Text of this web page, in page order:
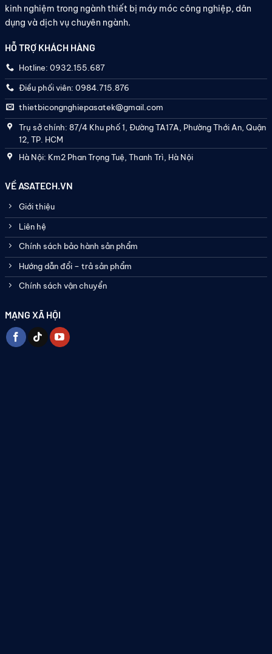
kinh nghiệm trong ngành thiết bị máy móc công nghiệp, dân
dụng và dịch vụ chuyên ngành.
HỖ TRỢ KHÁCH HÀNG
Hotline: 0932.155.687
Điều phối viên: 0984.715.876
thietbicongnghiepasatek@gmail.com
Trụ sở chính: 87/4 Khu phố 1, Đường TA17A, Phường Thới An, Quận
12, TP. HCM
Hà Nội: Km2 Phan Trọng Tuệ, Thanh Trì, Hà Nội
VỀ ASATECH.VN
Giới thiệu
Liên hệ
Chính sách bảo hành sản phẩm
Hướng dẫn đổi – trả sản phẩm
Chính sách vận chuyển
MẠNG XÃ HỘI